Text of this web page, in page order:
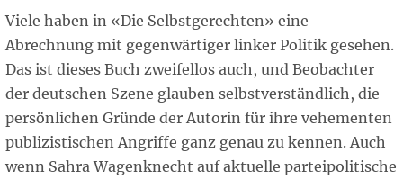
Viele haben in «Die Selbstgerechten» eine
Abrechnung mit gegenwärtiger linker Politik gesehen.
Das ist dieses Buch zweifellos auch, und Beobachter
der deutschen Szene glauben selbstverständlich, die
persönlichen Gründe der Autorin für ihre vehementen
publizistischen Angriffe ganz genau zu kennen. Auch
wenn Sahra Wagenknecht auf aktuelle parteipolitische